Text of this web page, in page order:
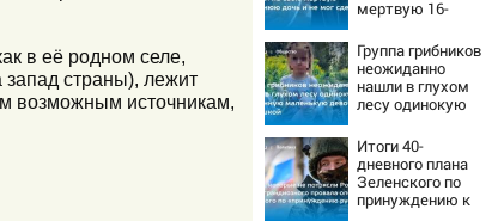
в её родном селе,
запад страны), лежит
возможным источникам,
мертвую 16-
мог сдержать
слезы
Группа грибников
неожиданно
нашли в глухом
лесу одинокую
маленькую
девочку с
игрушкой
Итоги 40-
дневного плана
Зеленского по
принуждению к